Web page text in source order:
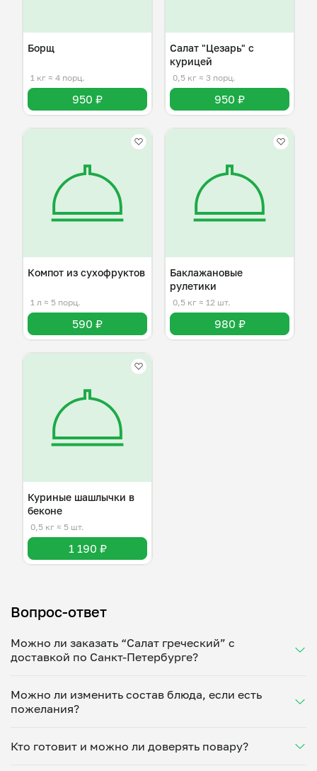
Борщ
1 кг ≈ 4 порц.
950 ₽
Салат "Цезарь" с
курицей
0,5 кг ≈ 3 порц.
950 ₽
Компот из сухофруктов
1 л ≈ 5 порц.
590 ₽
Баклажановые
рулетики
0,5 кг ≈ 12 шт.
980 ₽
Куриные шашлычки в
беконе
0,5 кг ≈ 5 шт.
1 190 ₽
Вопрос-ответ
Можно ли заказать “Салат греческий” с
доставкой по Санкт-Петербурге?
Укажите удобное время — и получите свежее
домашнее блюдо в большой порции прямо с плиты.
минут. Статус заказа отслеживайте в личном
кабинете, а с поваром можно связаться напрямую в
Можно ли изменить состав блюда, если есть
пожелания?
ваши предпочтения: уберет специи, снизит
Кто готовит и можно ли доверять повару?